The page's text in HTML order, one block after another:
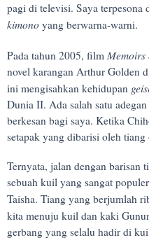
pagi di televisi. Saya terpesona
kimono yang berwarna-warni.
Pada tahun 2005, film Memoirs
novel karangan Arthur Golden
ini mengisahkan kehidupan
Dunia II. Ada salah satu
berkesan bagi saya. Ketika
setapak yang dibarisi oleh
Ternyata, jalan dengan barisan
sebuah kuil yang sangat
Taisha. Tiang yang berjumlah
kita menuju kuil dan kaki
gerbang yang selalu hadir di